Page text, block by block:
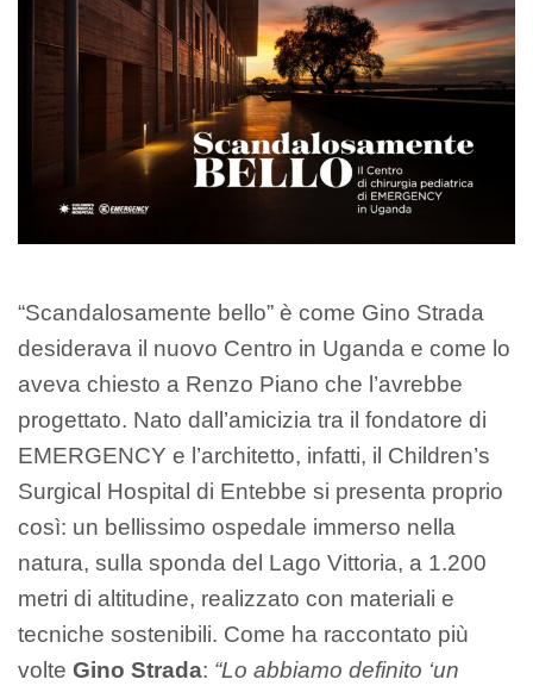
“Scandalosamente bello” è come Gino Strada
desiderava il nuovo Centro in Uganda e come lo
aveva chiesto a Renzo Piano che l’avrebbe
progettato. Nato dall’amicizia tra il fondatore di
EMERGENCY e l’architetto, infatti, il Children’s
Surgical Hospital di Entebbe si presenta proprio
così: un bellissimo ospedale immerso nella
natura, sulla sponda del Lago Vittoria, a 1.200
metri di altitudine, realizzato con materiali e
tecniche sostenibili. Come ha raccontato più
volte Gino Strada: “Lo abbiamo definito ‘un